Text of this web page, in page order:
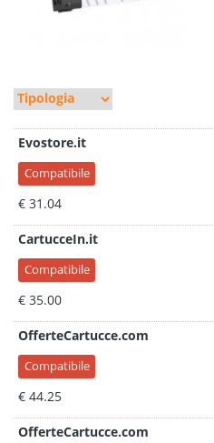
Evostore.it
Compatibile
€ 31.04
CartucceIn.it
Compatibile
€ 35.00
OfferteCartucce.com
Compatibile
€ 44.25
OfferteCartucce.com